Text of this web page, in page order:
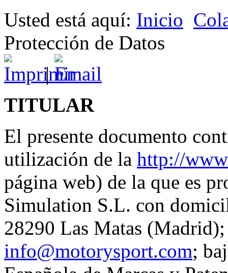
Usted está aquí: Inicio
Protección de Datos
|
TITULAR
El presente documento
utilización de la http://
página web) de la que es
Simulation S.L. con
28290 Las Matas
info@motorysport.com;